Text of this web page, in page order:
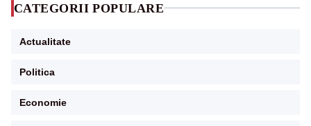
CATEGORII POPULARE
Actualitate
Politica
Economie